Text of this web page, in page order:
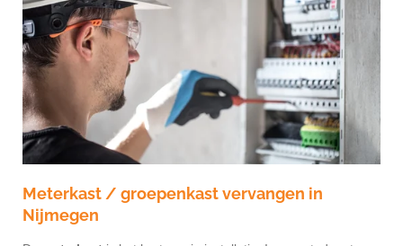
Meterkast / groepenkast vervangen in
Nijmegen